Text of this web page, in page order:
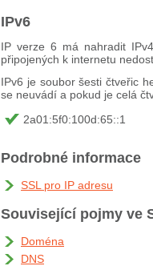
IPv6
IP verze 6 má nahradit
připojených k internetu
IPv6 je soubor šesti čtveřic
se neuvádí a pokud je celá
2a01:5f0:100d:65::1
Podrobné informace
SSL pro IP adresu
Související pojmy ve
Doména
DNS